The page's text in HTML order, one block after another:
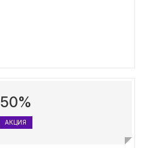
50%
АКЦИЯ